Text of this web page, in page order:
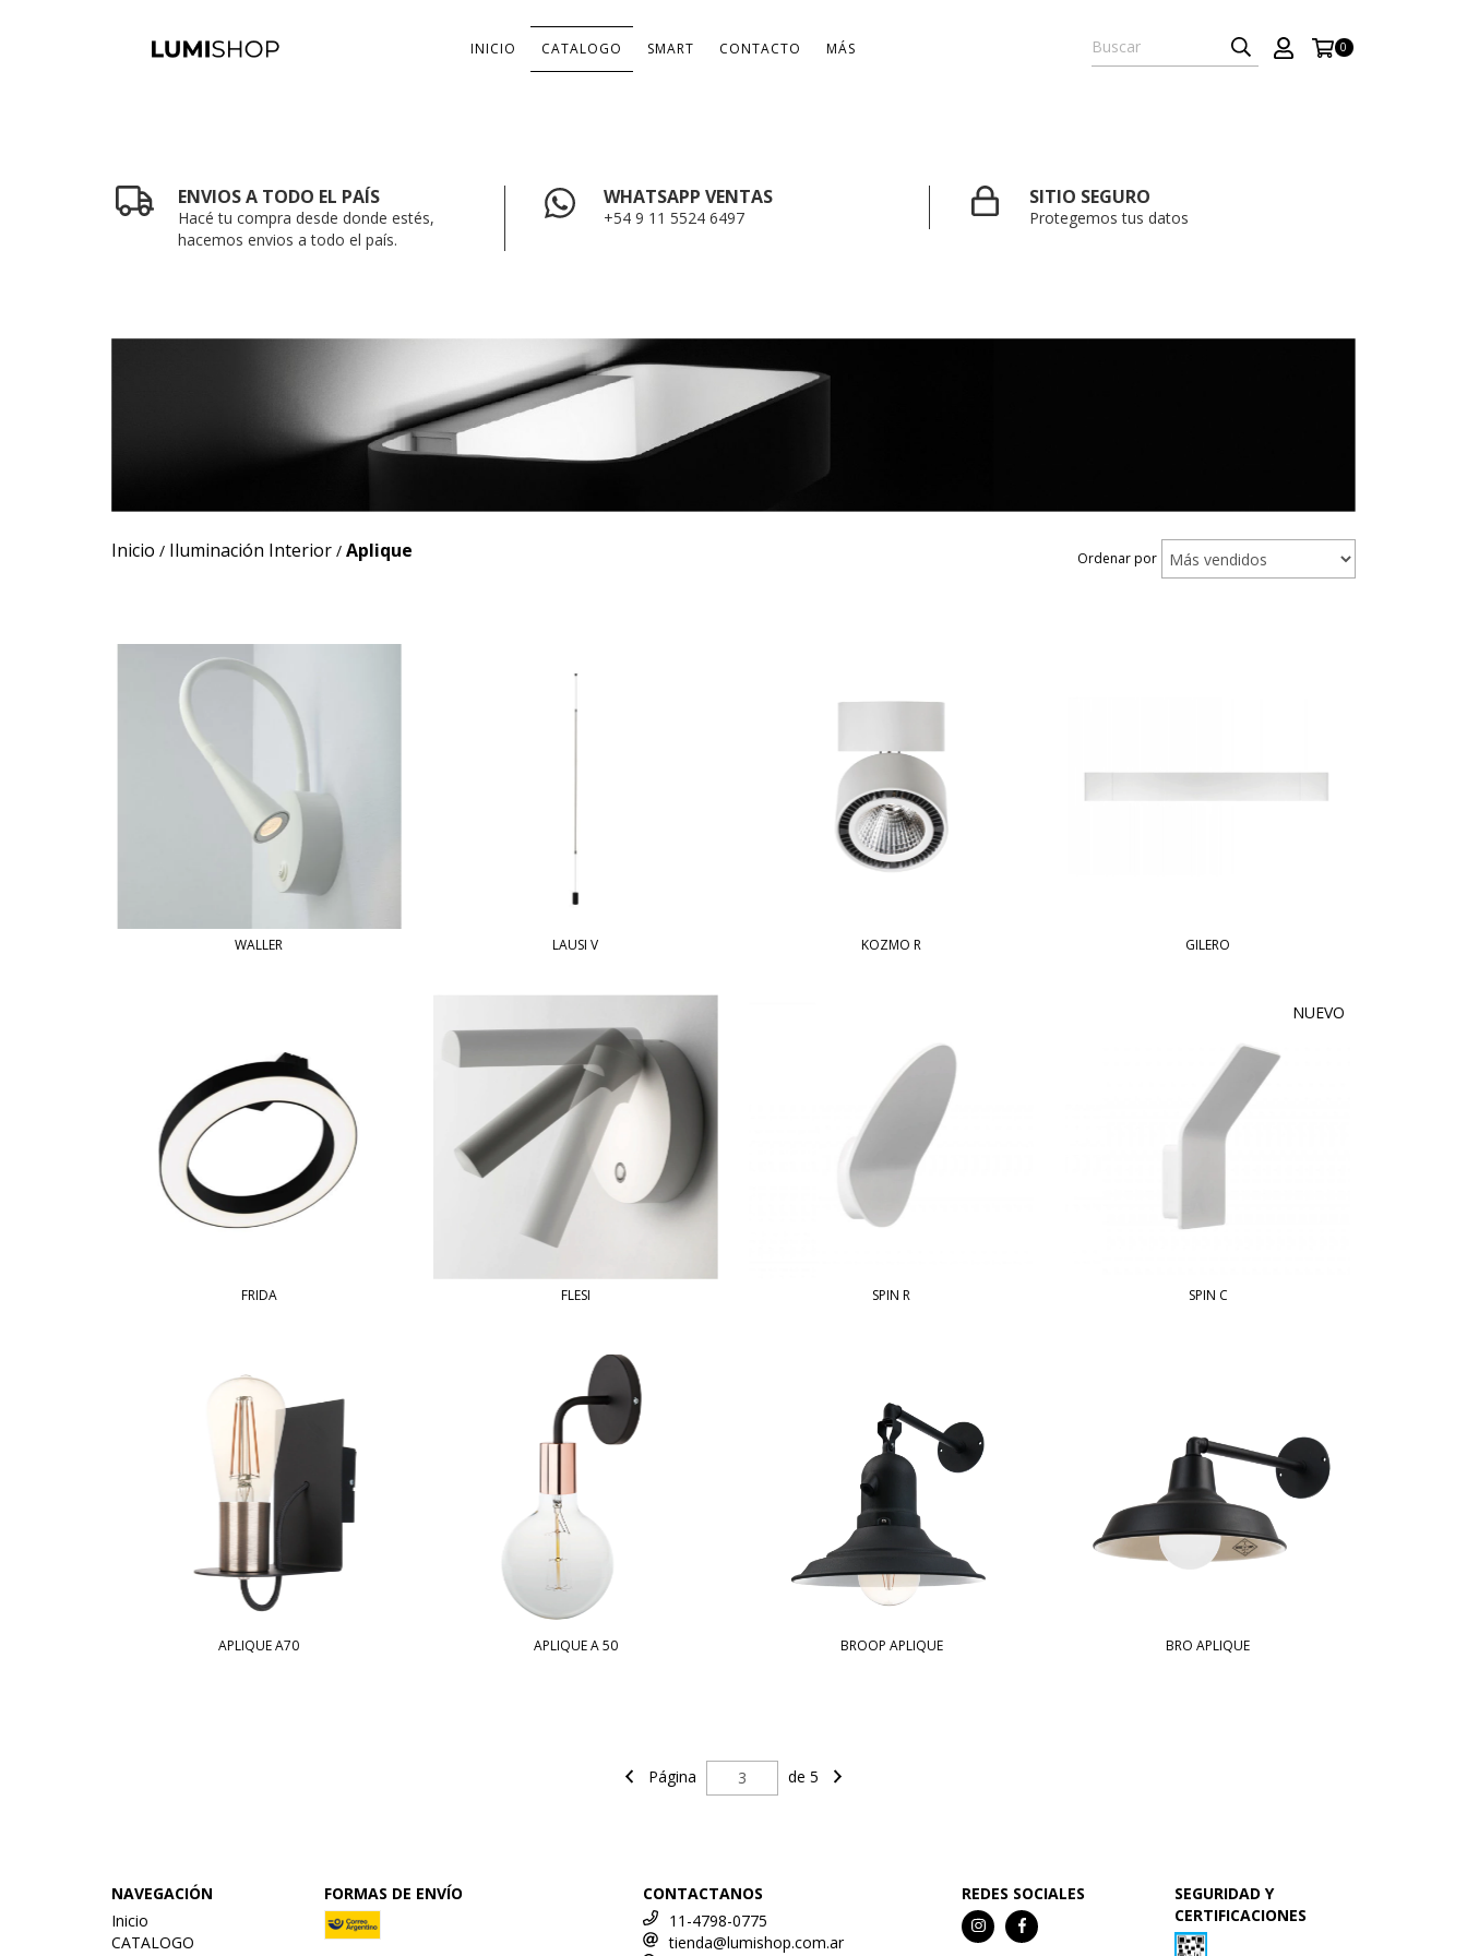
INICIO CATALOGO SMART CONTACTO MÁS 0
ENVIOS A TODO EL PAÍS
Hacé tu compra desde donde estés,
hacemos envios a todo el país.
WHATSAPP VENTAS
+54 9 11 5524 6497
SITIO SEGURO
Protegemos tus datos
Inicio / Iluminación Interior / Aplique Ordenar por
WALLER LAUSI V KOZMO R GILERO
FRIDA FLESI SPIN R
NUEVO
SPIN C
APLIQUE A70 APLIQUE A 50 BROOP APLIQUE BRO APLIQUE
Página de 5
NAVEGACIÓN
Inicio
CATALOGO
FORMAS DE ENVÍO
CONTACTANOS
11-4798-0775
tienda@lumishop.com.ar
REDES SOCIALES
SEGURIDAD Y
CERTIFICACIONES